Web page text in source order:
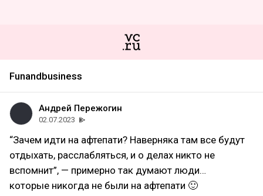
Funandbusiness
Андрей Пережогин
02.07.2023
“Зачем идти на афтепати? Наверняка там все будут
отдыхать, расслабляться, и о делах никто не
вспомнит”, — примерно так думают люди…
которые никогда не были на афтепати 🙂